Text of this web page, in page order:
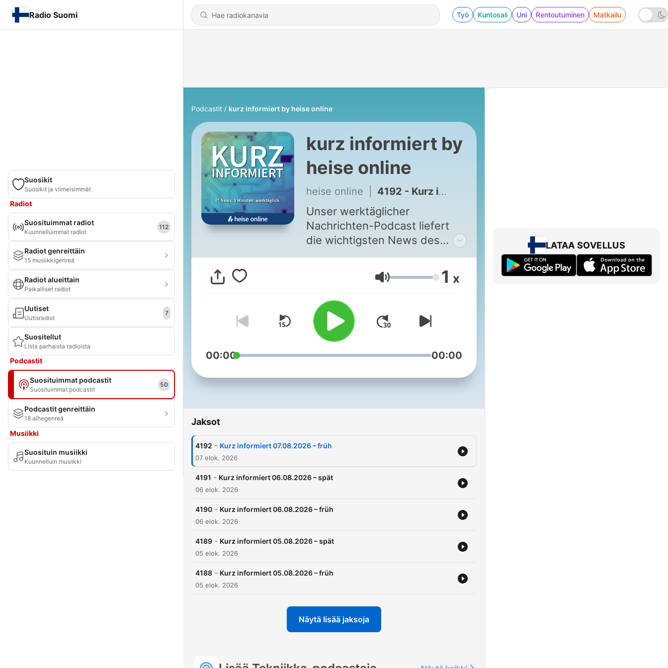
Radio Suomi Työ Kuntosali Uni Rentoutuminen Matkailu
Suosikit
Suosikit ja viimeisimmät
Radiot
Suosituimmat radiot
Kuunnelluimmat radiot
112
Radiot genreittäin
15 musiikkigenreä
Radiot alueittain
Paikalliset radiot
Uutiset
Uutisradiot
7
Suositellut
Lista parhaista radioista
Podcastit
Suosituimmat podcastit
Suosituimmat podcastit
50
Podcastit genreittäin
18 aihegenreä
Musiikki
Suosituin musiikki
Kuunnelluin musiikki
Podcastit kurz informiert by heise online
kurz informiert by
heise online
heise online 4192 - Kurz informiert 07.08.2026 – früh
Unser werktäglicher
Nachrichten-Podcast liefert
die wichtigsten News des
Tages komprimiert auf 3
Äänenvoimakkuus
1 x
00:00 00:00
Jaksot
4192 - Kurz informiert 07.08.2026 – früh
07 elok. 2026
4191 - Kurz informiert 06.08.2026 – spät
06 elok. 2026
4190 - Kurz informiert 06.08.2026 – früh
06 elok. 2026
4189 - Kurz informiert 05.08.2026 – spät
05 elok. 2026
4188 - Kurz informiert 05.08.2026 – früh
05 elok. 2026
Näytä lisää jaksoja
LATAA SOVELLUS